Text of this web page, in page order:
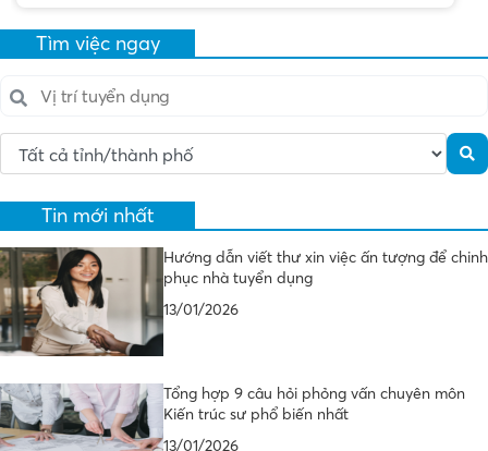
Tìm việc ngay
Tin mới nhất
Hướng dẫn viết thư xin việc ấn tượng để chinh
phục nhà tuyển dụng
13/01/2026
Tổng hợp 9 câu hỏi phỏng vấn chuyên môn
Kiến trúc sư phổ biến nhất
13/01/2026